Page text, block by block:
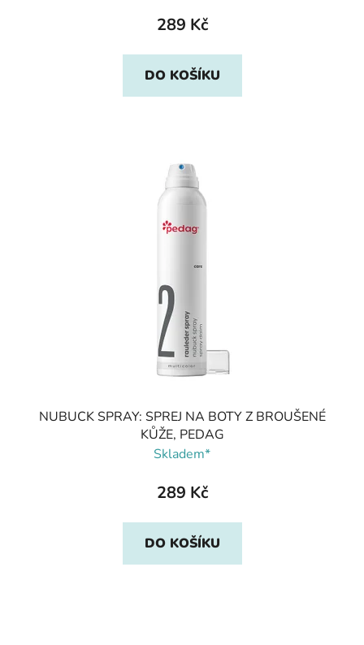
289 Kč
DO KOŠÍKU
NUBUCK SPRAY: SPREJ NA BOTY Z BROUŠENÉ
KŮŽE, PEDAG
Skladem*
289 Kč
DO KOŠÍKU